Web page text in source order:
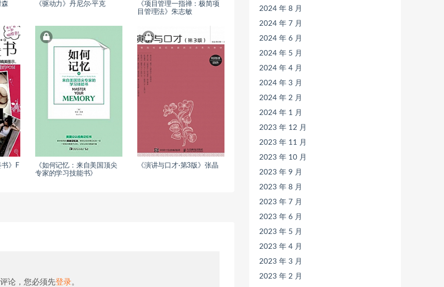
森 《驱动力》丹尼尔·平克
《项目管理一指禅：极简项
目管理法》朱志敏
》F
《如何记忆：来自美国顶尖
专家的学习技能书》
《演讲与口才·第3版》张晶
论，您必须先登录。
2024 年 8 月
2024 年 7 月
2024 年 6 月
2024 年 5 月
2024 年 4 月
2024 年 3 月
2024 年 2 月
2024 年 1 月
2023 年 12 月
2023 年 11 月
2023 年 10 月
2023 年 9 月
2023 年 8 月
2023 年 7 月
2023 年 6 月
2023 年 5 月
2023 年 4 月
2023 年 3 月
2023 年 2 月